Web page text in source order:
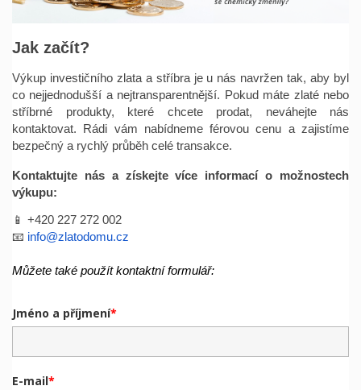
Jak začít?
Výkup investičního zlata a stříbra je u nás navržen tak, aby byl
co nejjednodušší a nejtransparentnější. Pokud máte zlaté nebo
stříbrné produkty, které chcete prodat, neváhejte nás
kontaktovat. Rádi vám nabídneme férovou cenu a zajistíme
bezpečný a rychlý průběh celé transakce.
Kontaktujte nás a získejte více informací o možnostech
výkupu:
📱 +420 227 272 002
📧 info@zlatodomu.cz
Můžete také použít kontaktní formulář:
Jméno a příjmení
E-mail